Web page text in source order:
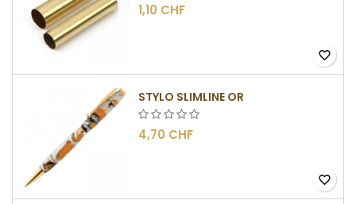
1,10 CHF
favorite_border
STYLO SLIMLINE OR
4,70 CHF
favorite_border